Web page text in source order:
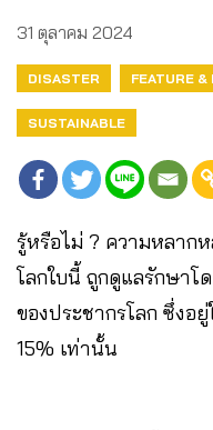
31 ตุลาคม 2024
DISASTER FEATURE &
SUSTAINABLE
รู้หรือไม่ ? ความหลาก
โลกใบนี้ ถูกดูแลรักษา
ของประชากรโลก ซึ่งอ
15% เท่านั้น